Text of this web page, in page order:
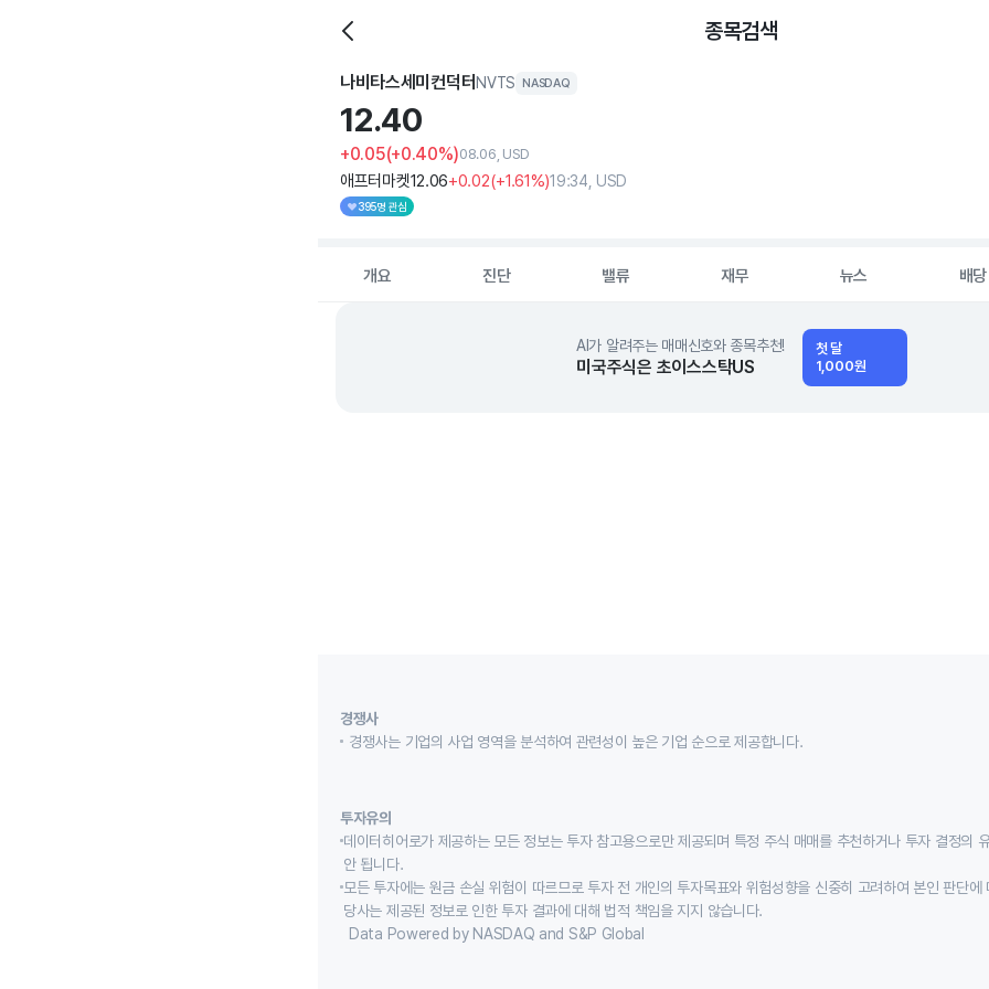
종목검색
나비타스세미컨덕터NVTS NASDAQ
12.40
+0.05(+0.40%)08.06, USD
애프터마켓12.06+0.02(+1.61%)19:34, USD
395명 관심
개요 진단 밸류 재무 뉴스 배당
AI가 알려주는 매매신호와 종목추천!
미국주식은 초이스스탁US
첫 달
1,000원
경쟁사
경쟁사는 기업의 사업 영역을 분석하여 관련성이 높은 기업 순으로 제공합니다.
투자유의
데이터히어로가 제공하는 모든 정보는 투자 참고용으로만 제공되며 특정 주식 매매를 추천하거나 투자 결정의
안 됩니다.
모든 투자에는 원금 손실 위험이 따르므로 투자 전 개인의 투자목표와 위험성향을 신중히 고려하여 본인 판단에
당사는 제공된 정보로 인한 투자 결과에 대해 법적 책임을 지지 않습니다.
Data Powered by NASDAQ and S&P Global